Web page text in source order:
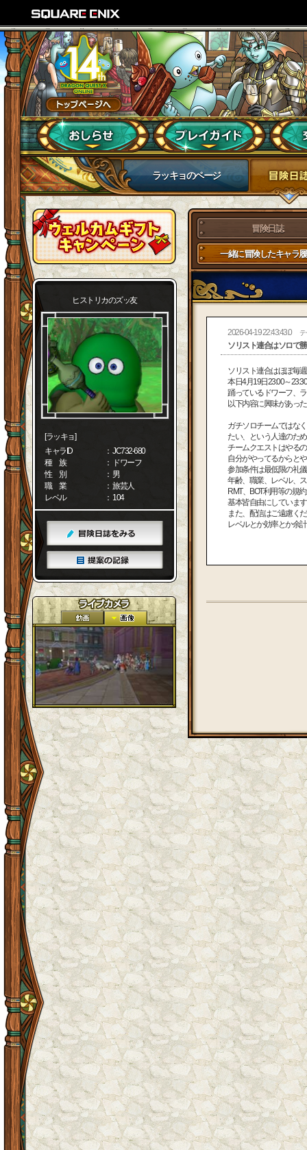
ラッキョのページ
ヒストリカのズッ友
[ラッキョ]
キャラID
： JC732-680
種 族
： ドワーフ
性 別
： 男
職 業
： 旅芸人
レベル
： 104
冒険日誌
一緒に冒険したキャラ
2026-04-19 22:43:43.0 テ
ソリスト連合はソロで
ソリスト連合はほぼ毎
本日4月19日23:00～
踊っているドワーフ、
以下内容に興味があっ
ガチソロチームではな
たい、という人達のた
チームクエストはやる
自分がやってるからと
参加条件は最低限の礼
年齢、職業、レベル、
RMT、BOT利用等の規
基本皆自由にしていま
また、配信はご遠慮く
レベルとか効率とか余